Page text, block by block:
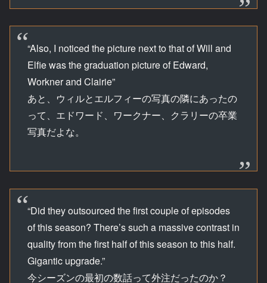
“Also, I noticed the picture next to that of Will and
Elfie was the graduation picture of Edward,
Workner and Clairie”
あと、ウィルとエルフィーの写真の隣にあったの
って、エドワード、ワークナー、クラリーの卒業
写真だよな。
“Did they outsourced the first couple of episodes
of this season? There’s such a massive contrast in
quality from the first half of this season to this half.
Gigantic upgrade.”
今シーズンの最初の数話って外注だったのか？